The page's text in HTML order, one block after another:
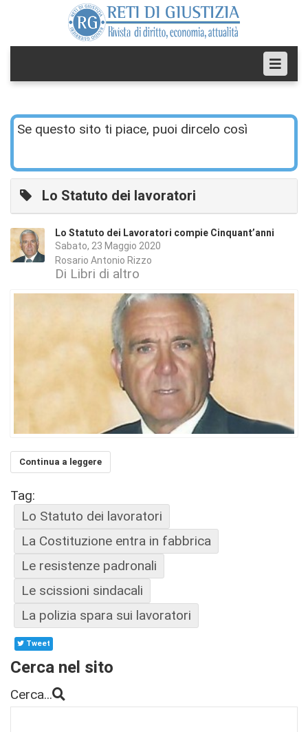
Se questo sito ti piace, puoi dircelo così
Lo Statuto dei lavoratori
Lo Statuto dei Lavoratori compie Cinquant’anni
Sabato, 23 Maggio 2020
Rosario Antonio Rizzo
Di Libri di altro
Continua a leggere
Tag:
Lo Statuto dei lavoratori
La Costituzione entra in fabbrica
Le resistenze padronali
Le scissioni sindacali
La polizia spara sui lavoratori
Tweet
Cerca nel sito
Cerca...